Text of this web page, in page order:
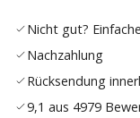
Nicht gut?
Nachzahlung
Rücksendung
9,1 aus 4979